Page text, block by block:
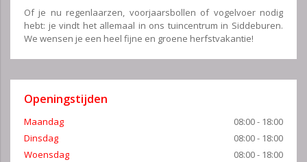
Of je nu regenlaarzen, voorjaarsbollen of vogelvoer nodig
hebt: je vindt het allemaal in ons tuincentrum in Siddeburen.
We wensen je een heel fijne en groene herfstvakantie!
Openingstijden
Maandag
08:00 - 18:00
Dinsdag
08:00 - 18:00
Woensdag
08:00 - 18:00